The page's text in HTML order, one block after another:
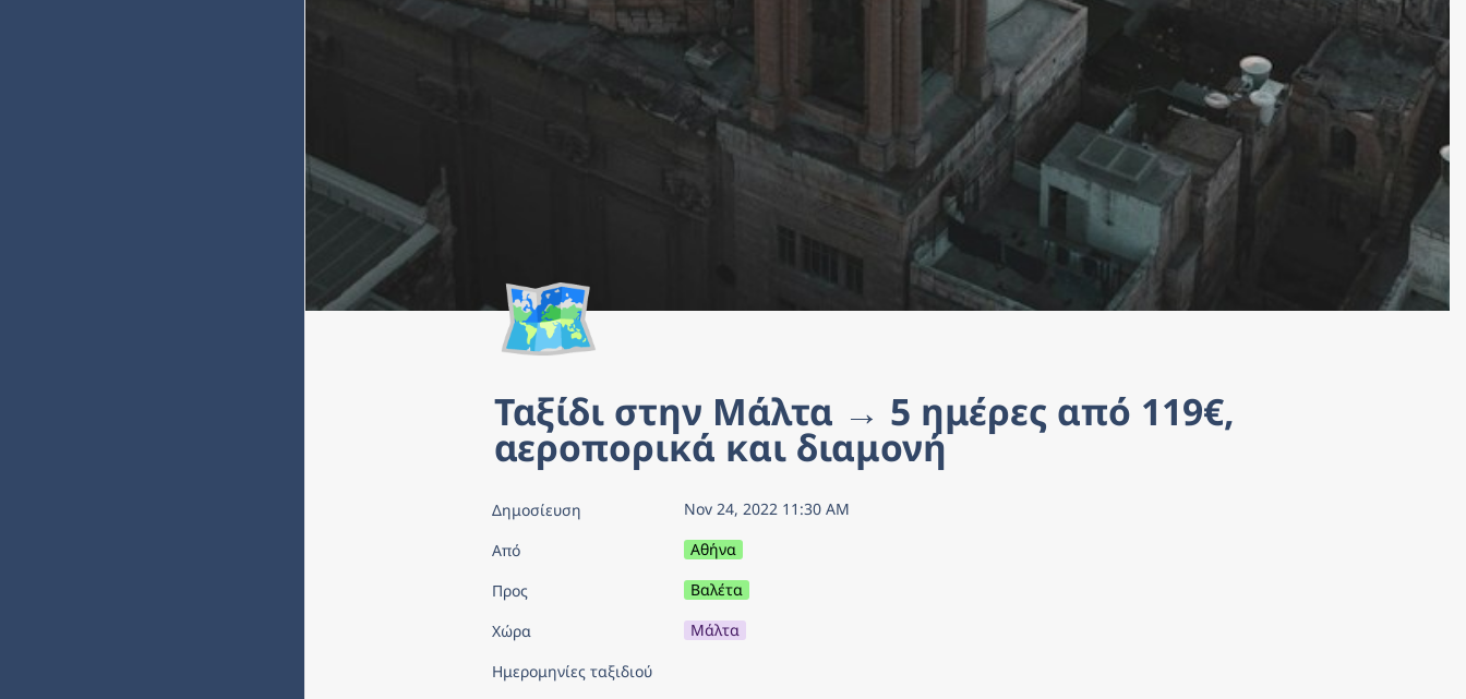
🗺️
Ταξίδι στην Μάλτα → 5 ημέρες από 119€,
αεροπορικά και διαμονή
Δημοσίευση
Nov 24, 2022 11:30 AM
Από
Αθήνα
Προς
Βαλέτα
Χώρα
Μάλτα
Ημερομηνίες ταξιδιού